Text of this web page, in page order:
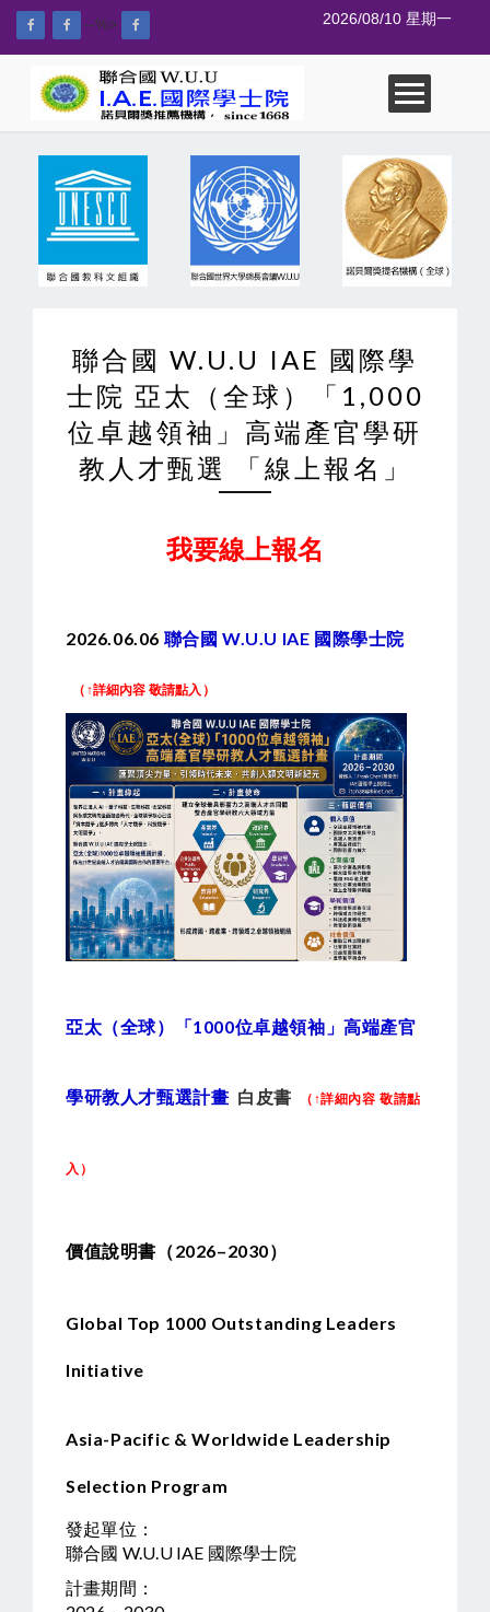
--%> 2026/08/10 星期一
聯合國 W.U.U IAE 國際學
士院 亞太（全球）「1,000
位卓越領袖」高端產官學研
教人才甄選 「線上報名」
我要線上報名
2026.06.06 聯合國 W.U.U IAE 國際學士院
（↑詳細內容 敬請點入）
亞太（全球）「1000位卓越領袖」高端產官
學研教人才甄選計畫 白皮書 （↑詳細內容 敬請點
入）
價值說明書（2026–2030）
Global Top 1000 Outstanding Leaders
Initiative
Asia-Pacific & Worldwide Leadership
Selection Program
發起單位：
聯合國 W.U.U IAE 國際學士院
計畫期間：